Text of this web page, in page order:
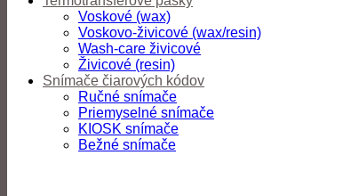
Voskové (wax)
Voskovo-živicové (wax/resin)
Wash-care živicové
Živicové (resin)
Snímače čiarových kódov
Ručné snímače
Priemyselné snímače
KIOSK snímače
Bežné snímače